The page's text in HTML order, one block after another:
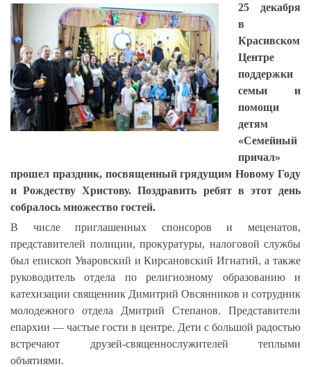
25 декабря
в
Красивском
Центре
поддержки
семьи и
помощи
детям
«Семейный
причал»
прошел праздник, посвященный грядущим Новому Году
и Рождеству Христову.Поздравить ребят в этот день
собралось множество гостей.
В числе приглашенных спонсоров и меценатов,
представителей полиции, прокуратуры, налоговой службы
был епископ Уваровский и Кирсановский Игнатий, а также
руководитель отдела по религиозному образованию и
катехизации священник Димитрий Овсянников и сотрудник
молодежного отдела Дмитрий Степанов. Представители
епархии — частые гости в центре. Дети с большой радостью
встречают друзей-священнослужителей теплыми
объятиями.